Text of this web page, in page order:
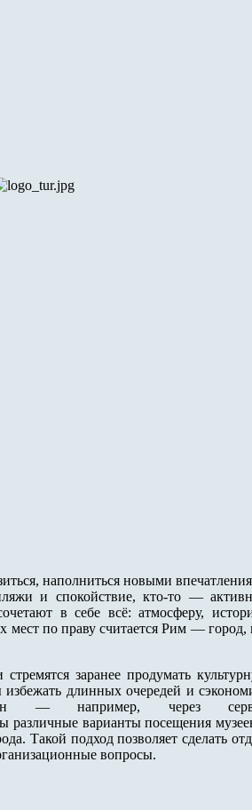
наполниться новыми
и спокойствие, кто-то —
в себе всё: атмосферу,
по праву считается Рим — город,
заранее продумать
длинных очередей и
— например, через
различные варианты посещения
Такой подход позволяет сделать
вопросы.